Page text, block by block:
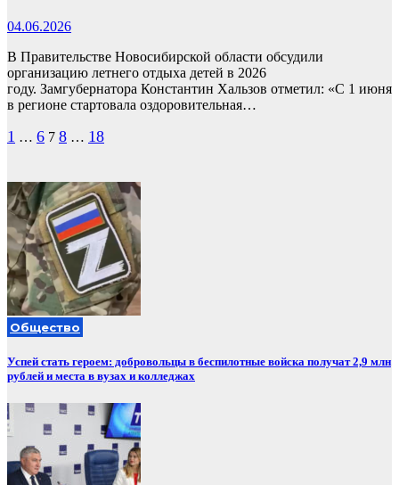
04.06.2026
В Правительстве Новосибирской области обсудили
организацию летнего отдыха детей в 2026
году. Замгубернатора Константин Хальзов отметил: «С 1 июня
в регионе стартовала оздоровительная…
Пагинация
1 … 6 7 8 … 18
Общество
Успей стать героем: добровольцы в беспилотные войска получат 2,9 млн
рублей и места в вузах и колледжах